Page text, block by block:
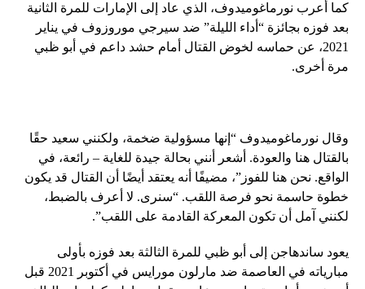
كما أعرب نورماغوميدوف، الذي عاد إلى الإمارات للمرة الثانية
بعد فوزه بجائزة “أداء الليلة” ضد سيرجي موروزوف في يناير
2021، عن حماسه لخوض القتال أمام حشد داعم في أبو ظبي
مرة أخرى.
وقال نورماغوميدوف “إنها مسؤولية ضخمة، ولكنني سعيد حقًا
بالقتال هنا والعودة. أشعر أنني بحالة جيدة للغاية – رائعة، في
الواقع. نحن هنا للفوز”، مضيفًا أنه يعتقد أيضًا أن القتال قد يكون
خطوة حاسمة نحو فرصة اللقب. “سنرى. لا أعرف بالضبط،
لكنني آمل أن تكون المعركة القادمة على اللقب”.
يعود ساندهاجن إلى أبو ظبي للمرة الثالثة بعد فوزه بأولى
مبارياته في العاصمة ضد مارلون مورايس في أكتوبر 2021 قبل